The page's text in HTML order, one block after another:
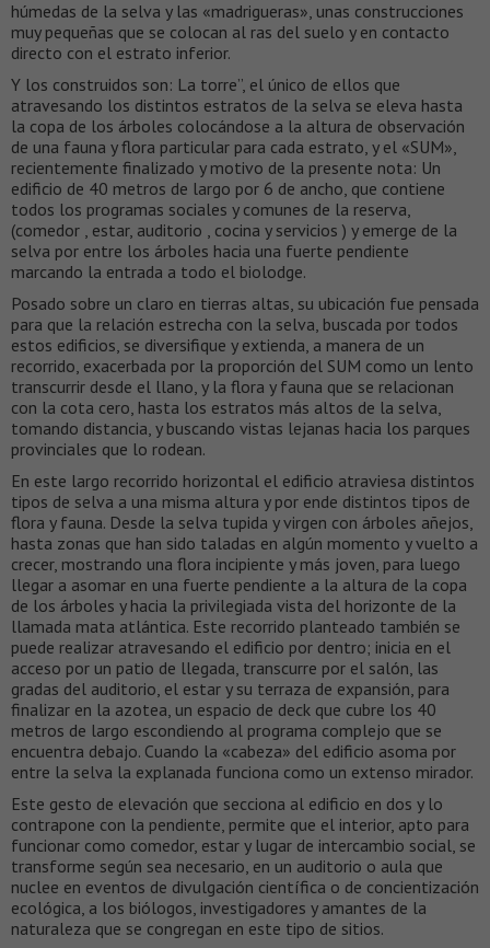
húmedas de la selva y las «madrigueras», unas construcciones
muy pequeñas que se colocan al ras del suelo y en contacto
directo con el estrato inferior.
Y los construidos son: La torre”, el único de ellos que
atravesando los distintos estratos de la selva se eleva hasta
la copa de los árboles colocándose a la altura de observación
de una fauna y flora particular para cada estrato, y el «SUM»,
recientemente finalizado y motivo de la presente nota: Un
edificio de 40 metros de largo por 6 de ancho, que contiene
todos los programas sociales y comunes de la reserva,
(comedor , estar, auditorio , cocina y servicios ) y emerge de la
selva por entre los árboles hacia una fuerte pendiente
marcando la entrada a todo el biolodge.
Posado sobre un claro en tierras altas, su ubicación fue pensada
para que la relación estrecha con la selva, buscada por todos
estos edificios, se diversifique y extienda, a manera de un
recorrido, exacerbada por la proporción del SUM como un lento
transcurrir desde el llano, y la flora y fauna que se relacionan
con la cota cero, hasta los estratos más altos de la selva,
tomando distancia, y buscando vistas lejanas hacia los parques
provinciales que lo rodean.
En este largo recorrido horizontal el edificio atraviesa distintos
tipos de selva a una misma altura y por ende distintos tipos de
flora y fauna. Desde la selva tupida y virgen con árboles añejos,
hasta zonas que han sido taladas en algún momento y vuelto a
crecer, mostrando una flora incipiente y más joven, para luego
llegar a asomar en una fuerte pendiente a la altura de la copa
de los árboles y hacia la privilegiada vista del horizonte de la
llamada mata atlántica. Este recorrido planteado también se
puede realizar atravesando el edificio por dentro; inicia en el
acceso por un patio de llegada, transcurre por el salón, las
gradas del auditorio, el estar y su terraza de expansión, para
finalizar en la azotea, un espacio de deck que cubre los 40
metros de largo escondiendo al programa complejo que se
encuentra debajo. Cuando la «cabeza» del edificio asoma por
entre la selva la explanada funciona como un extenso mirador.
Este gesto de elevación que secciona al edificio en dos y lo
contrapone con la pendiente, permite que el interior, apto para
funcionar como comedor, estar y lugar de intercambio social, se
transforme según sea necesario, en un auditorio o aula que
nuclee en eventos de divulgación científica o de concientización
ecológica, a los biólogos, investigadores y amantes de la
naturaleza que se congregan en este tipo de sitios.